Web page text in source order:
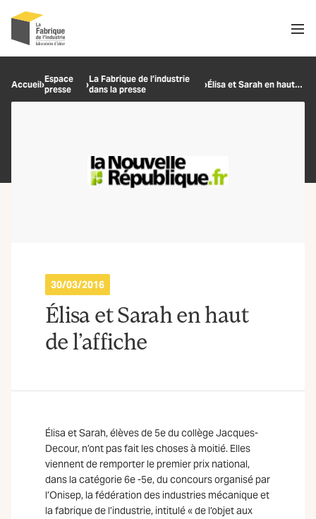
Recherche
Accueil›Espace
presse
›La Fabrique de l’industrie
dans la presse
› Élisa et Sarah en haut de l’affiche
30/03/2016
Élisa et Sarah en haut
de l’affiche
Élisa et Sarah, élèves de 5e du collège Jacques-
Decour, n’ont pas fait les choses à moitié. Elles
viennent de remporter le premier prix national,
dans la catégorie 6e -5e, du concours organisé par
l’Onisep, la fédération des industries mécanique et
la fabrique de l’industrie, intitulé « de l’objet aux